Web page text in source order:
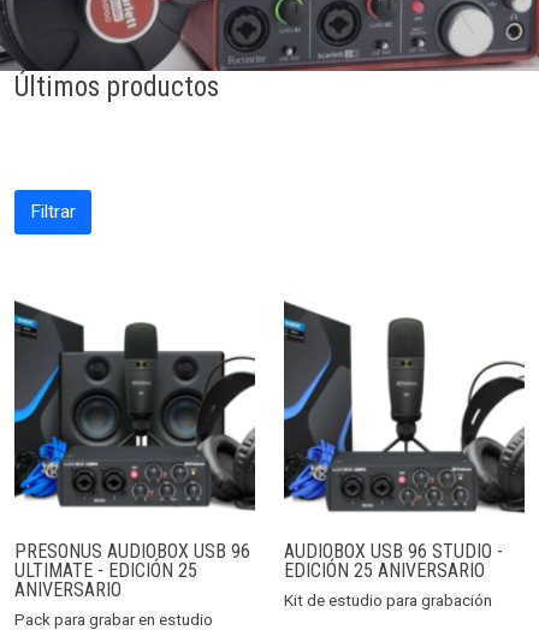
Últimos productos
Filtrar
PRESONUS AUDIOBOX USB 96
ULTIMATE - EDICIÓN 25
ANIVERSARIO
Pack para grabar en estudio
AUDIOBOX USB 96 STUDIO -
EDICIÓN 25 ANIVERSARIO
Kit de estudio para grabación